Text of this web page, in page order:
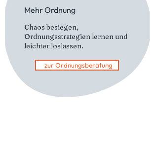
Mehr Ordnung
Chaos besiegen,
Ordnungsstrategien lernen und
leichter loslassen.
zur Ordnungsberatung